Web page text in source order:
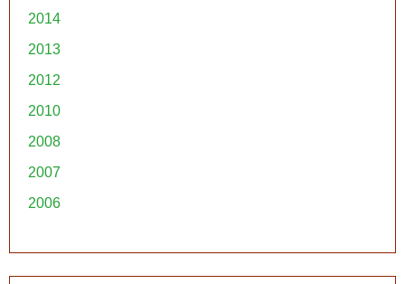
2014
2013
2012
2010
2008
2007
2006